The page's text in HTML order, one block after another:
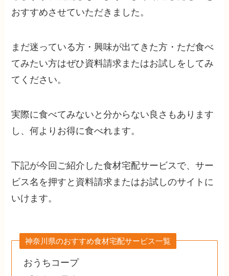
おすすめさせていただきました。
まだ迷っている方・興味が出てきた方・ただ食べ
てみたい方はぜひ資料請求またはお試しをしてみ
てください。
実際に食べてみないと分からない良さもあります
し、何よりお得に食べれます。
下記が今回ご紹介した食材宅配サービスで、サー
ビス名を押すと資料請求またはお試しのサイトに
いけます。
神奈川県のおすすめ食材宅配サービス一覧
おうちコープ